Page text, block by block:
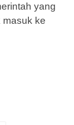
yang
masuk ke